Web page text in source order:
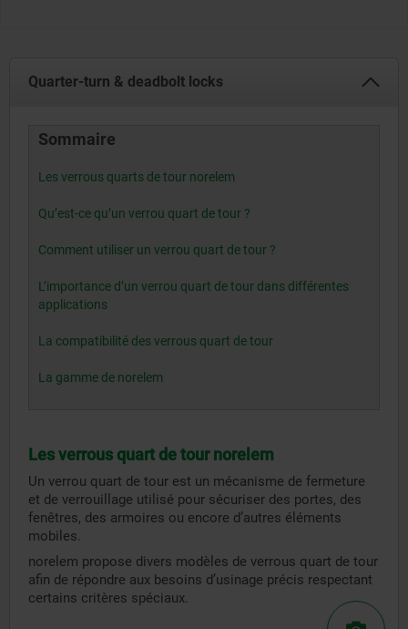
Quarter-turn & deadbolt locks
Sommaire
Les verrous quarts de tour norelem
Qu’est-ce qu’un verrou quart de tour ?
Comment utiliser un verrou quart de tour ?
L’importance d’un verrou quart de tour dans différentes
applications
La compatibilité des verrous quart de tour
La gamme de norelem
Les verrous quart de tour norelem
Un verrou quart de tour est un mécanisme de fermeture
et de verrouillage utilisé pour sécuriser des portes, des
fenêtres, des armoires ou encore d’autres éléments
mobiles.
norelem propose divers modèles de verrous quart de tour
afin de répondre aux besoins d’usinage précis respectant
certains critères spéciaux.